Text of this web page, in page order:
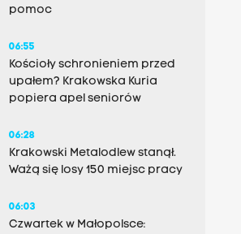
pomoc
06:55
Kościoły schronieniem przed
upałem? Krakowska Kuria
popiera apel seniorów
06:28
Krakowski Metalodlew stanął.
Ważą się losy 150 miejsc pracy
06:03
Czwartek w Małopolsce: